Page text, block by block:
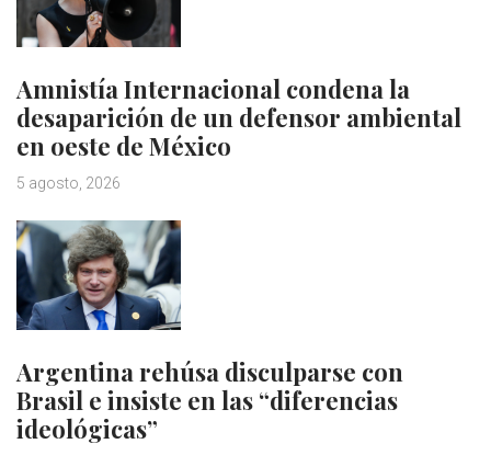
Amnistía Internacional condena la
desaparición de un defensor ambiental
en oeste de México
5 agosto, 2026
Argentina rehúsa disculparse con
Brasil e insiste en las “diferencias
ideológicas”